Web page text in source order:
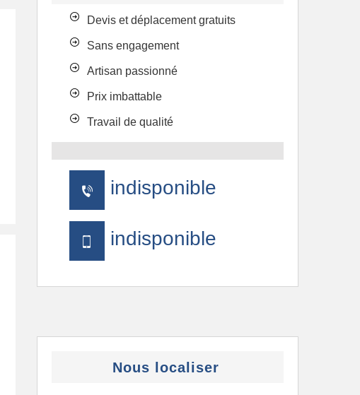
Devis et déplacement gratuits
Sans engagement
Artisan passionné
Prix imbattable
Travail de qualité
indisponible
indisponible
Nous localiser